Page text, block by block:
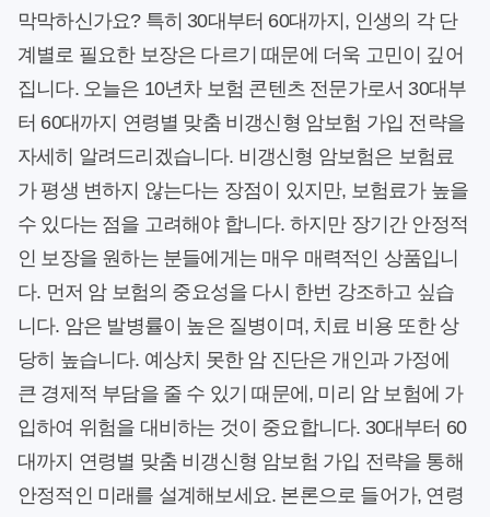
막막하신가요? 특히 30대부터 60대까지, 인생의 각 단
계별로 필요한 보장은 다르기 때문에 더욱 고민이 깊어
집니다. 오늘은 10년차 보험 콘텐츠 전문가로서 30대부
터 60대까지 연령별 맞춤 비갱신형 암보험 가입 전략을
자세히 알려드리겠습니다. 비갱신형 암보험은 보험료
가 평생 변하지 않는다는 장점이 있지만, 보험료가 높을
수 있다는 점을 고려해야 합니다. 하지만 장기간 안정적
인 보장을 원하는 분들에게는 매우 매력적인 상품입니
다. 먼저 암 보험의 중요성을 다시 한번 강조하고 싶습
니다. 암은 발병률이 높은 질병이며, 치료 비용 또한 상
당히 높습니다. 예상치 못한 암 진단은 개인과 가정에
큰 경제적 부담을 줄 수 있기 때문에, 미리 암 보험에 가
입하여 위험을 대비하는 것이 중요합니다. 30대부터 60
대까지 연령별 맞춤 비갱신형 암보험 가입 전략을 통해
안정적인 미래를 설계해보세요. 본론으로 들어가, 연령